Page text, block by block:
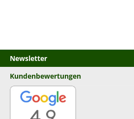
Newsletter
Kundenbewertungen